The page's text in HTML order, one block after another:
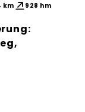
km 928 hm